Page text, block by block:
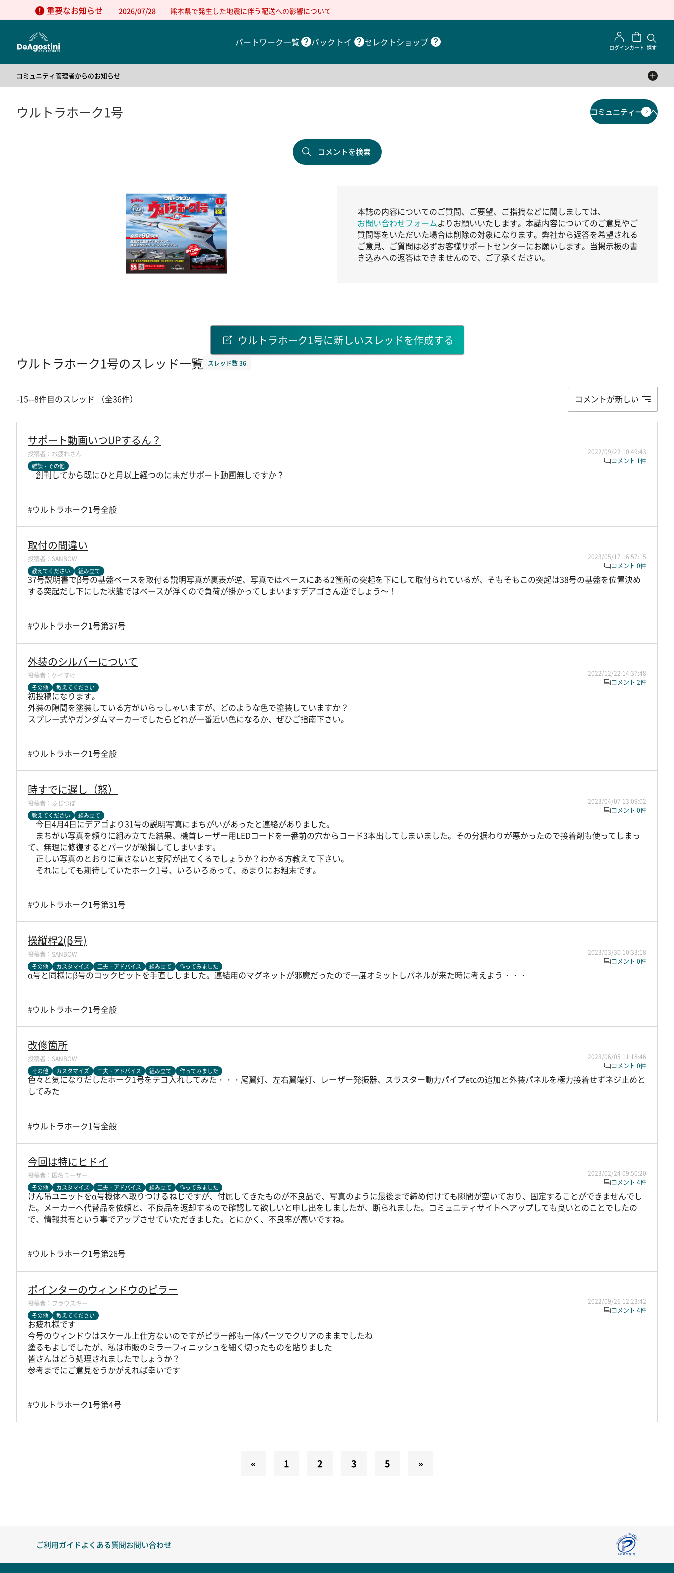
2026/07/28
重要なお知らせ 熊本県で発生した地震に伴う配送への影響について
パートワーク一覧 パックトイ セレクトショップ ログインカート 探す
コミュニティ管理者からのお知らせ
2025/05/01
公式コミュニティの利用規約
ウルトラホーク1号 コミュニティ一覧へ
コメントを検索
本誌の内容についてのご質問、ご要望、ご指摘などに関しましては、
お問い合わせフォームよりお願いいたします。本誌内容についてのご意見やご
質問等をいただいた場合は削除の対象になります。弊社から返答を希望される
ご意見、ご質問は必ずお客様サポートセンターにお願いします。当掲示板の書
き込みへの返答はできませんので、ご了承ください。
ウルトラホーク1号に新しいスレッドを作成する
ウルトラホーク1号のスレッド一覧 スレッド数 36
コメントが新しい
-15--8件目のスレッド （全36件）
サポート動画いつUPするん？
お疲れさん
2022/09/22 10:49:43
コメント 1件
雑談・その他
創刊してから既にひと月以上経つのに未だサポート動画無しですか？
#ウルトラホーク1号全般
取付の間違い
SANBOW
2023/05/17 16:57:15
コメント 0件
教えてください 組み立て
37号説明書でβ号の基盤ベースを取付る説明写真が裏表が逆、写真ではベースにある2箇所の突起を下にして取付られているが、そもそもこの突起は38号の基盤を位置決め
する突起だし下にした状態ではベースが浮くので負荷が掛かってしまいますデアゴさん逆でしょう～！
#ウルトラホーク1号第37号
外装のシルバーについて
ケイすけ
2022/12/22 14:37:48
コメント 2件
その他 教えてください
初投稿になります。
外装の隙間を塗装している方がいらっしゃいますが、どのような色で塗装していますか？
スプレー式やガンダムマーカーでしたらどれが一番近い色になるか、ぜひご指南下さい。
#ウルトラホーク1号全般
時すでに遅し（怒）
ふじつぼ
2023/04/07 13:09:02
コメント 0件
教えてください 組み立て
今日4月4日にデアゴより31号の説明写真にまちがいがあったと連絡がありました。
まちがい写真を頼りに組み立てた結果、機首レーザー用LEDコードを一番前の穴からコード3本出してしまいました。その分据わりが悪かったので接着剤も使ってしまっ
て、無理に修復するとパーツが破損してしまいます。
正しい写真のとおりに直さないと支障が出てくるでしょうか？わかる方教えて下さい。
それにしても期待していたホーク1号、いろいろあって、あまりにお粗末です。
#ウルトラホーク1号第31号
操縦桿2(β号)
SANBOW
2023/03/30 10:33:18
コメント 0件
その他 カスタマイズ 工夫・アドバイス 組み立て 作ってみました
α号と同様にβ号のコックピットを手直ししました。連結用のマグネットが邪魔だったので一度オミットしパネルが来た時に考えよう・・・
#ウルトラホーク1号全般
改修箇所
SANBOW
2023/06/05 11:18:46
コメント 0件
その他 カスタマイズ 工夫・アドバイス 組み立て 作ってみました
色々と気になりだしたホーク1号をテコ入れしてみた・・・尾翼灯、左右翼端灯、レーザー発振器、スラスター動力パイプetcの追加と外装パネルを極力接着せずネジ止めと
してみた
#ウルトラホーク1号全般
今回は特にヒドイ
匿名ユーザー
2023/02/24 09:50:20
コメント 4件
その他 カスタマイズ 工夫・アドバイス 組み立て 作ってみました
けん吊ユニットをα号機体へ取りつけるねじですが、付属してきたものが不良品で、写真のように最後まで締め付けても隙間が空いており、固定することができませんでし
た。メーカーへ代替品を依頼と、不良品を返却するので確認して欲しいと申し出をしましたが、断られました。コミュニティサイトへアップしても良いとのことでしたの
で、情報共有という事でアップさせていただきました。とにかく、不良率が高いですね。
#ウルトラホーク1号第26号
ポインターのウィンドウのピラー
フラウスキー
2022/09/26 12:23:42
コメント 4件
その他 教えてください
お疲れ様です
今号のウィンドウはスケール上仕方ないのですがピラー部も一体パーツでクリアのままでしたね
塗るもよしでしたが、私は市販のミラーフィニッシュを細く切ったものを貼りました
皆さんはどう処理されましたでしょうか？
参考までにご意見をうかがえれば幸いです
#ウルトラホーク1号第4号
« 1 2 3 5 »
ご利用ガイドよくある質問お問い合わせ